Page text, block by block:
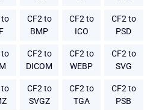
to
CF2 to
BMP
CF2 to
ICO
CF2 to
PSD
to
CF2 to
DICOM
CF2 to
WEBP
CF2 to
SVG
to
CF2 to
SVGZ
CF2 to
TGA
CF2 to
PSB